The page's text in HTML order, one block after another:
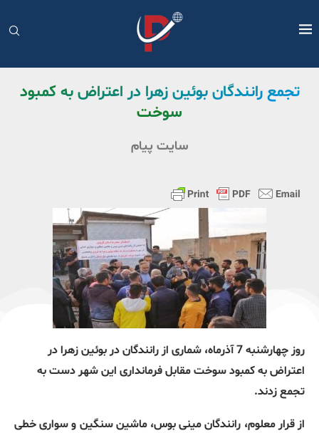
تجمع رانندگان بوئین زهرا در اعتراض به کمبود
سوخت
سایت پیام
روز چهارشنبه 7 آذرماه، شماری از رانندگان در بوئین زهرا در
اعتراض به کمبود سوخت مقابل فرمانداری این شهر دست به
تجمع زدند.
از قرار معلوم، رانندگان مینی بوس، ماشین سنگین و سواری خطی